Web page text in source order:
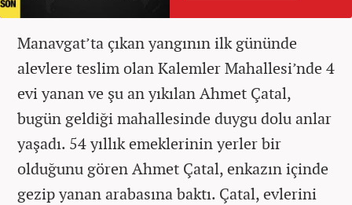
Manavgat’ta çıkan yangının ilk gününde
alevlere teslim olan Kalemler Mahallesi’nde 4
evi yanan ve şu an yıkılan Ahmet Çatal,
bugün geldiği mahallesinde duygu dolu anlar
yaşadı. 54 yıllık emeklerinin yerler bir
olduğunu gören Ahmet Çatal, enkazın içinde
gezip yanan arabasına baktı. Çatal, evlerini